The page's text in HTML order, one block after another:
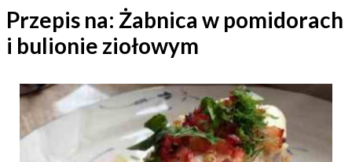
Przepis na: Żabnica w pomidorach
i bulionie ziołowym